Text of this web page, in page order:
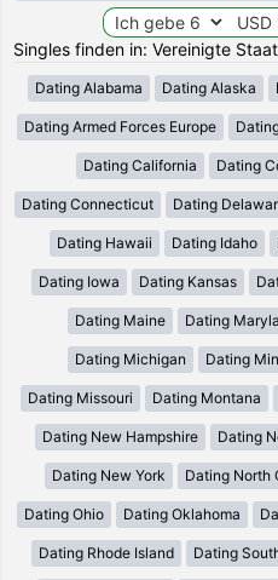
Singles finden in: Vereinigte
Dating Alabama Dating Alaska
Dating Armed Forces Europe
Dating California Dating
Dating Connecticut Dating
Dating Hawaii Dating Idaho
Dating Iowa Dating Kansas
Dating Maine Dating
Dating Michigan Dating
Dating Missouri Dating Montana
Dating New Hampshire Dating
Dating New York Dating North
Dating Ohio Dating Oklahoma
Dating Rhode Island Dating